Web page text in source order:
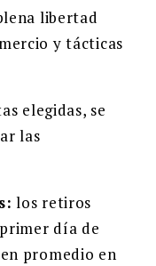
libertad
y tácticas
elegidas, se
las
los retiros
día de
promedio en